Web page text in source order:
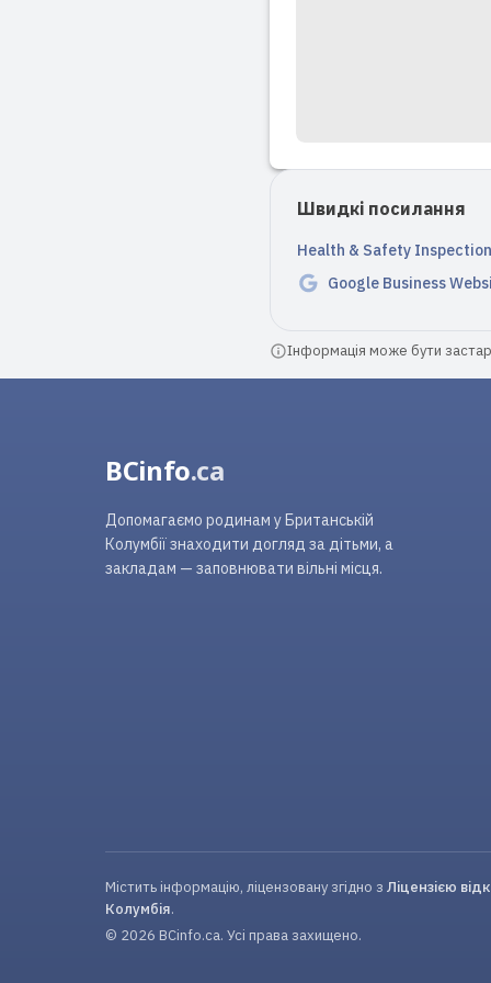
Швидкі посилання
Health & Safety
Google Business
Інформація може бути
BCinfo.ca
Допомагаємо родинам у Британській
Колумбії знаходити догляд за дітьми, а
закладам — заповнювати вільні місця.
Містить інформацію, ліцензовану згідно з Ліцензією
Колумбія.
© 2026 BCinfo.ca. Усі права захищено.